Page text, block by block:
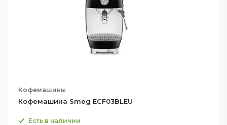
Кофемашины
Кофемашина Smeg ECF03BLEU
Есть в наличии